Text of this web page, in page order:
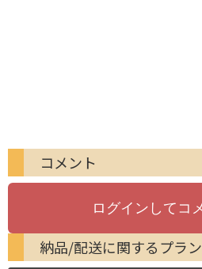
コメント
納品/配送に関するプラン